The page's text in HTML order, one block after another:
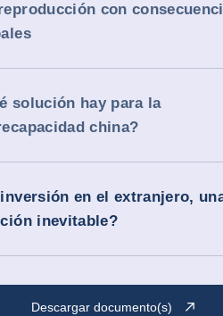
con
solución hay para la
china?
en el extranjero,
inevitable?
Descargar documento(s)